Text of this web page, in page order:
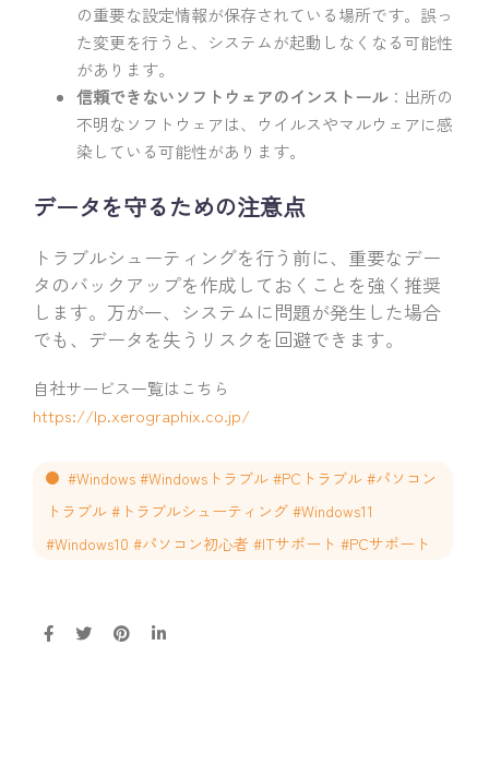
の重要な設定情報が保存されている場所です。誤っ
た変更を行うと、システムが起動しなくなる可能性
があります。
信頼できないソフトウェアのインストール：出所の
不明なソフトウェアは、ウイルスやマルウェアに感
染している可能性があります。
データを守るための注意点
トラブルシューティングを行う前に、重要なデー
タのバックアップを作成しておくことを強く推奨
します。万が一、システムに問題が発生した場合
でも、データを失うリスクを回避できます。
自社サービス一覧はこちら
https://lp.xerographix.co.jp/
#Windows #Windowsトラブル #PCトラブル #パソコン
トラブル #トラブルシューティング #Windows11
#Windows10 #パソコン初心者 #ITサポート #PCサポート